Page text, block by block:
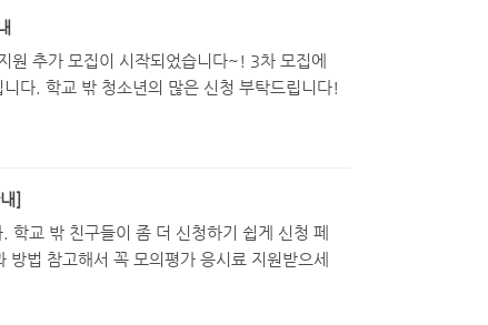
원 추가 모집이 시작되었습니다~! 3차 모집에
다. 학교 밖 청소년의 많은 신청 부탁드립니다!
]
교 밖 친구들이 좀 더 신청하기 쉽게 신청 페
법 참고해서 꼭 모의평가 응시료 지원받으세